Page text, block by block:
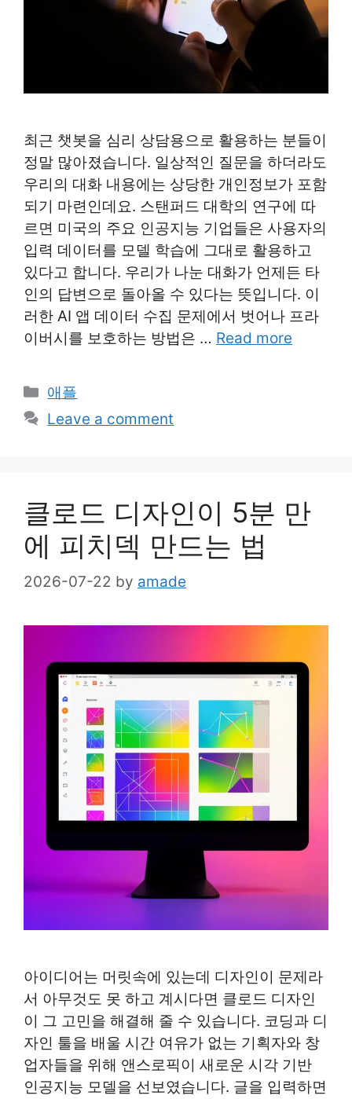
최근 챗봇을 심리 상담용으로 활용하는 분들이
정말 많아졌습니다. 일상적인 질문을 하더라도
우리의 대화 내용에는 상당한 개인정보가 포함
되기 마련인데요. 스탠퍼드 대학의 연구에 따
르면 미국의 주요 인공지능 기업들은 사용자의
입력 데이터를 모델 학습에 그대로 활용하고
있다고 합니다. 우리가 나눈 대화가 언제든 타
인의 답변으로 돌아올 수 있다는 뜻입니다. 이
러한 AI 앱 데이터 수집 문제에서 벗어나 프라
이버시를 보호하는 방법은 … Read more
Categories
애플
Leave a comment
클로드 디자인이 5분 만
에 피치덱 만드는 법
2026-07-22 by amade
아이디어는 머릿속에 있는데 디자인이 문제라
서 아무것도 못 하고 계시다면 클로드 디자인
이 그 고민을 해결해 줄 수 있습니다. 코딩과 디
자인 툴을 배울 시간 여유가 없는 기획자와 창
업자들을 위해 앤스로픽이 새로운 시각 기반
인공지능 모델을 선보였습니다. 글을 입력하면